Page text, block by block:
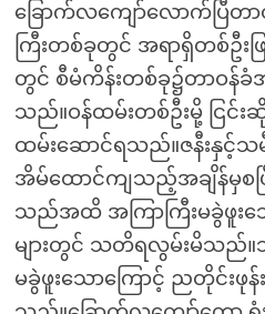
ခြောက်လကျော်လောက်ပြီတာ
ကြီးတစ်ခုတွင် အရာရှိတစ်ဦးဖြ
တွင် စီမံကိန်းတစ်ခု၌တာဝန်ခံ
သည်။ဝန်ထမ်းတစ်ဦးမို့ ငြင်း
ထမ်းဆောင်ရသည်။ဇနီးနှင့်သ
အိမ်ထောင်ကျသည့်အချိန်မှစပ
သည်အထိ အကြာကြီးမခွဲဖူးသ
များတွင် သတိရလွမ်းမိသည်
မခွဲဖူးသောကြောင့် ညတိုင်းဖုန်